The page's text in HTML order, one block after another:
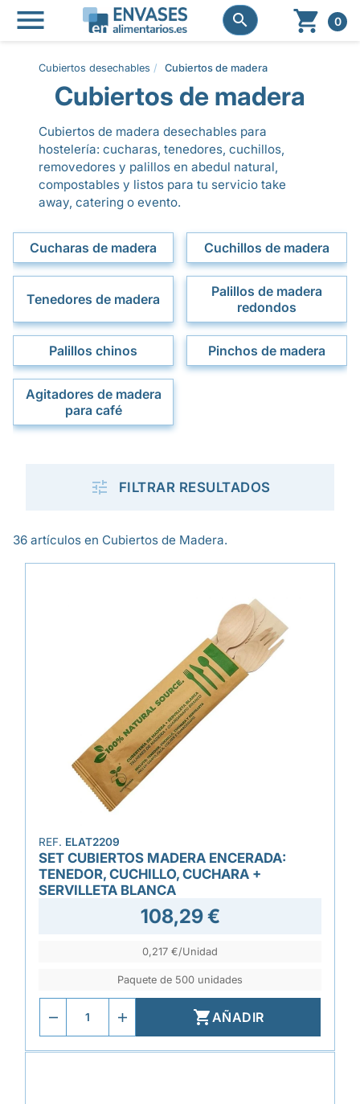
 
  0
Cubiertos desechables Cubiertos de madera
Cubiertos de madera
Cucharas de madera Cuchillos de madera
Tenedores de madera
Palillos de madera
redondos
Palillos chinos Pinchos de madera
Agitadores de madera
para café
Cubiertos de madera desechables para
hostelería: cucharas, tenedores, cuchillos,
removedores y palillos en abedul natural,
compostables y listos para tu servicio take
away, catering o evento.
 FILTRAR RESULTADOS
36 artículos en Cubiertos de Madera.
REF. ELAT2209
SET CUBIERTOS MADERA ENCERADA:
TENEDOR, CUCHILLO, CUCHARA +
SERVILLETA BLANCA
108,29 €
0,217 €/Unidad
Paquete de 500 unidades
AÑADIR